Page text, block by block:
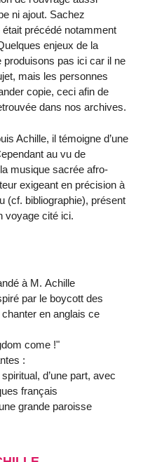
ni ajout. Sachez
était précédé notamment
enjeux de la
produisons pas ici car il ne
mais les personnes
copie, ceci afin de
dans nos archives.
Achille, il témoigne d’une
au vu de
musique sacrée afro-
exigeant en précision à
(cf. bibliographie), présent
voyage cité ici.
à M. Achille
par le boycott des
en anglais ce
come !"
:
d’une part, avec
français
grande paroisse